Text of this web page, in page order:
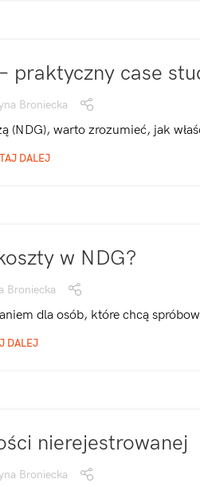
praktyczny case
Broniecka
(NDG), warto zrozumieć, jak
DALEJ
w NDG?
Broniecka
dla osób, które chcą
DALEJ
nierejestrowanej
Broniecka